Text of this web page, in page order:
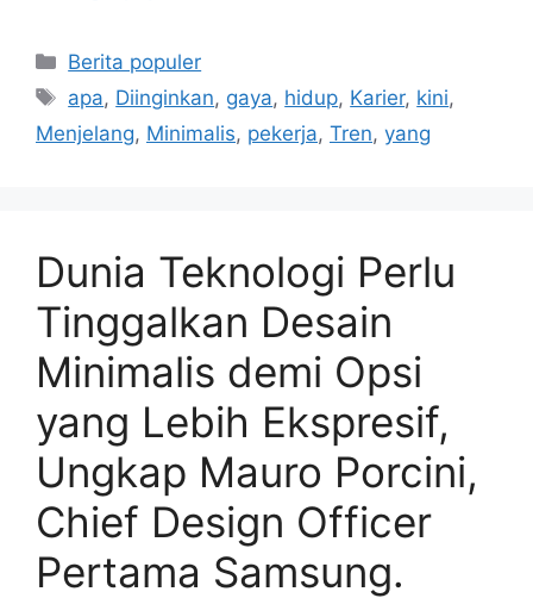
Kategori
Berita populer
Tag
apa, Diinginkan, gaya, hidup, Karier, kini,
Menjelang, Minimalis, pekerja, Tren, yang
Dunia Teknologi Perlu
Tinggalkan Desain
Minimalis demi Opsi
yang Lebih Ekspresif,
Ungkap Mauro Porcini,
Chief Design Officer
Pertama Samsung.